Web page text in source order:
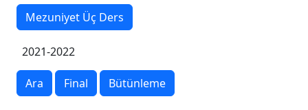
Mezuniyet Üç Ders
2021-2022
Ara Final Bütünleme